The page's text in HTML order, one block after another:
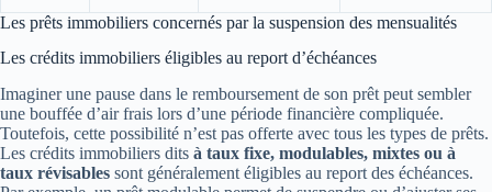
Les prêts immobiliers concernés par la suspension des mensualités
Les crédits immobiliers éligibles au report d’échéances
Imaginer une pause dans le remboursement de son prêt peut sembler
une bouffée d’air frais lors d’une période financière compliquée.
Toutefois, cette possibilité n’est pas offerte avec tous les types de prêts.
Les crédits immobiliers dits à taux fixe, modulables, mixtes ou à
taux révisables sont généralement éligibles au report des échéances.